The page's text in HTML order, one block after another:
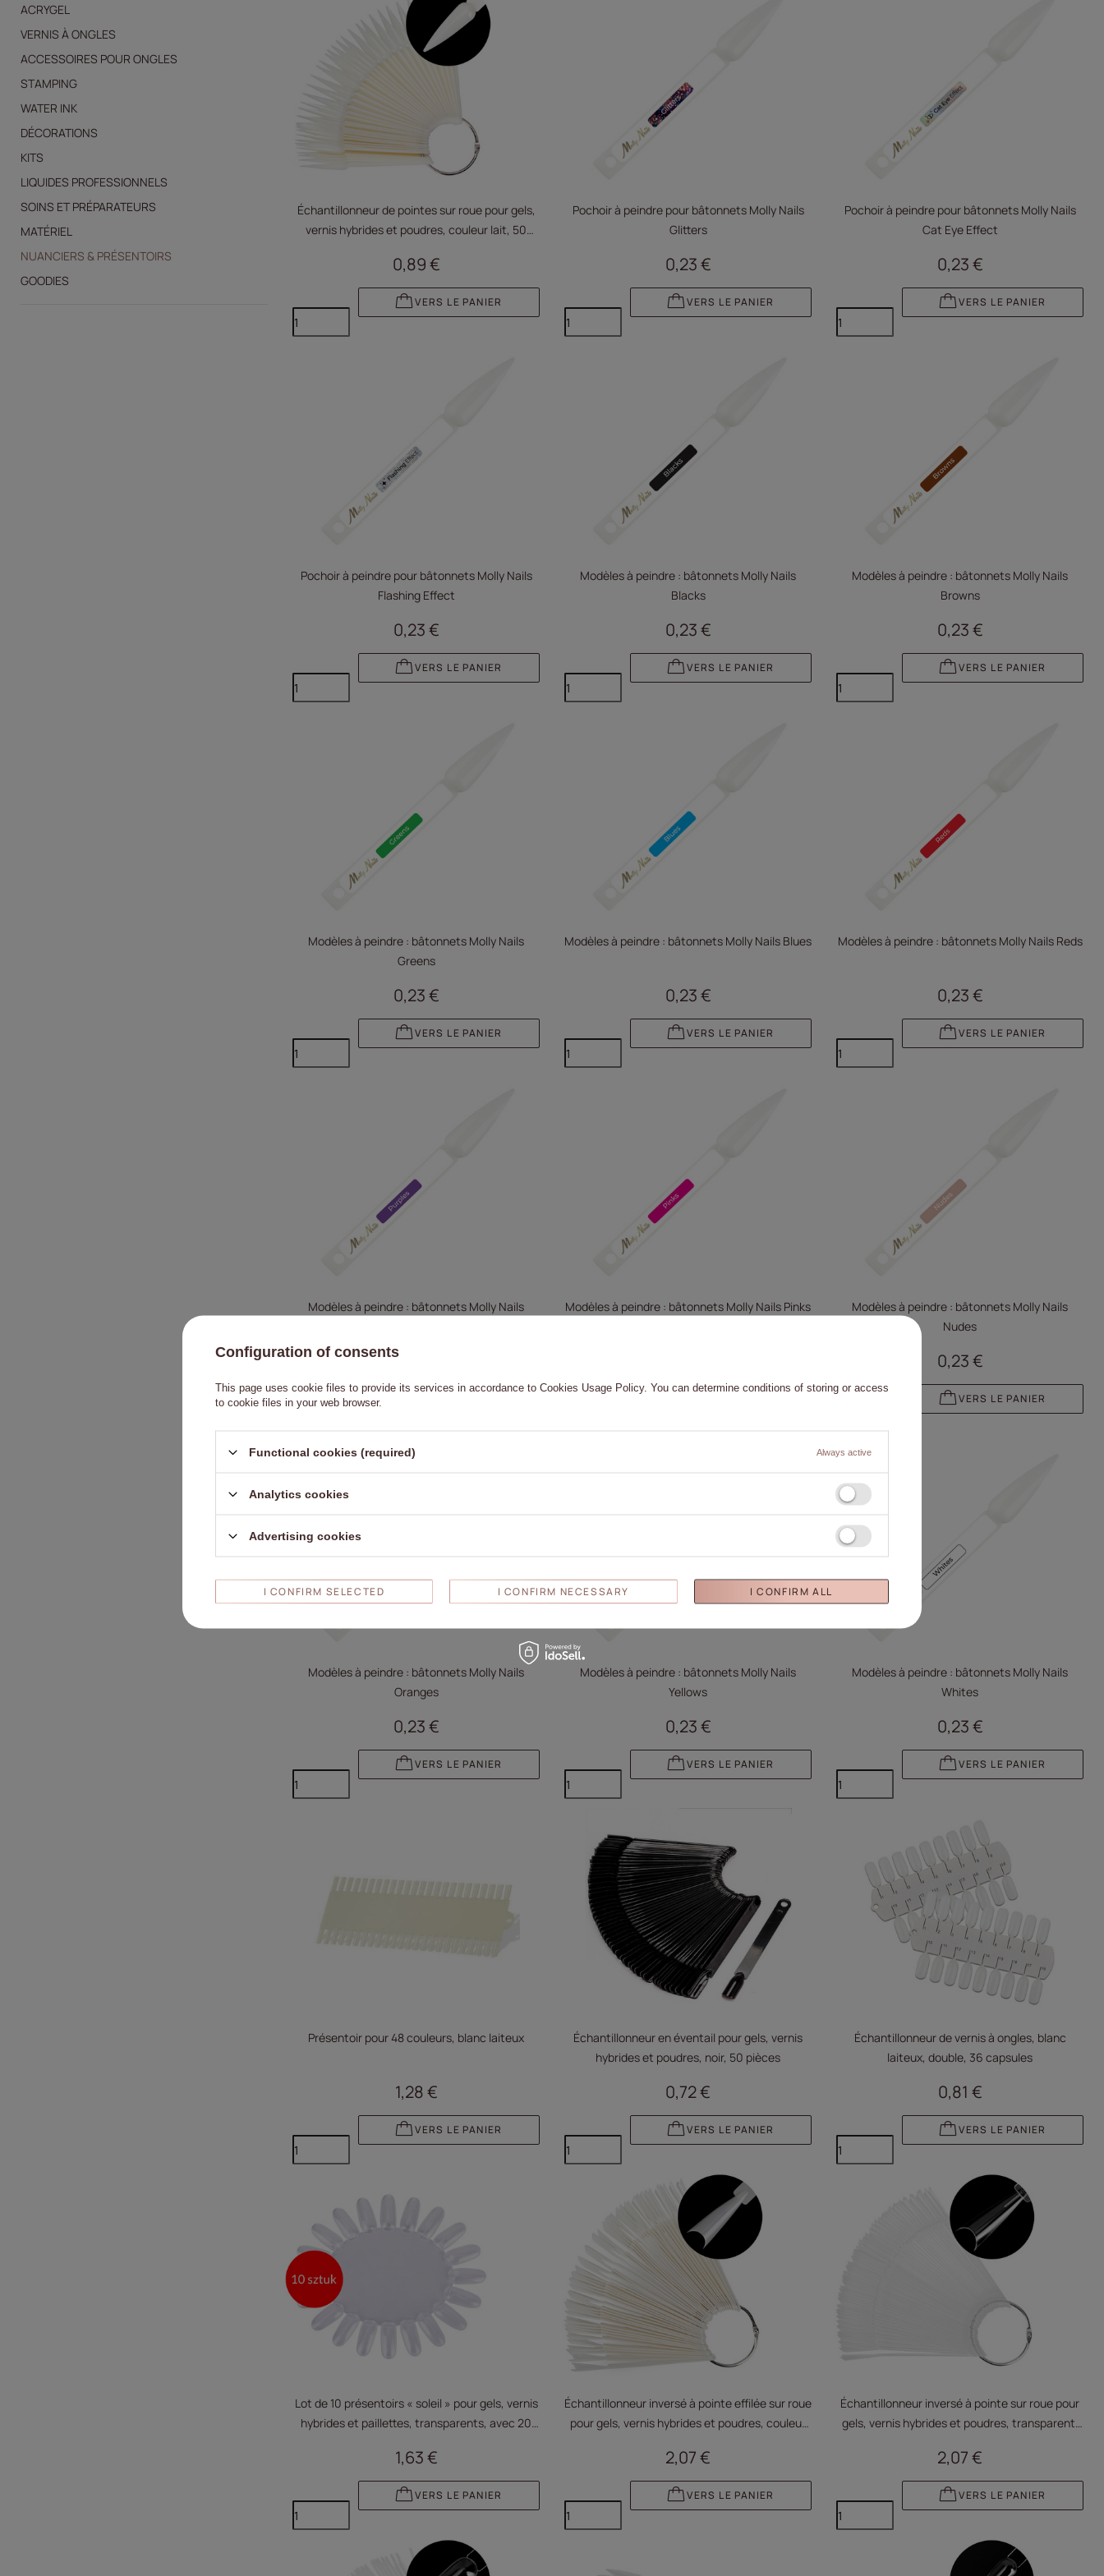
ACRYGEL
VERNIS À ONGLES
ACCESSOIRES POUR ONGLES
STAMPING
WATER INK
DÉCORATIONS
KITS
LIQUIDES PROFESSIONNELS
SOINS ET PRÉPARATEURS
MATÉRIEL
NUANCIERS & PRÉSENTOIRS
GOODIES
Échantillonneur de pointes sur roue pour gels,
vernis hybrides et poudres, couleur lait, 50
0,89 €
VERS LE PANIER
Pochoir à peindre pour bâtonnets Molly Nails
Glitters
0,23 €
VERS LE PANIER
Pochoir à peindre pour bâtonnets Molly Nails
Cat Eye Effect
0,23 €
VERS LE PANIER
Pochoir à peindre pour bâtonnets Molly Nails
Flashing Effect
0,23 €
VERS LE PANIER
Modèles à peindre : bâtonnets Molly Nails
Blacks
0,23 €
VERS LE PANIER
Modèles à peindre : bâtonnets Molly Nails
Browns
0,23 €
VERS LE PANIER
Modèles à peindre : bâtonnets Molly Nails
Greens
0,23 €
VERS LE PANIER
Modèles à peindre : bâtonnets Molly Nails Blues
0,23 €
VERS LE PANIER
Modèles à peindre : bâtonnets Molly Nails Reds
0,23 €
VERS LE PANIER
Modèles à peindre : bâtonnets Molly Nails
0,23 €
Modèles à peindre : bâtonnets Molly Nails Pinks
Modèles à peindre : bâtonnets Molly Nails
Nudes
0,23 €
VERS LE PANIER
Modèles à peindre : bâtonnets Molly Nails
Oranges
0,23 €
VERS LE PANIER
Modèles à peindre : bâtonnets Molly Nails
Yellows
0,23 €
VERS LE PANIER
Modèles à peindre : bâtonnets Molly Nails
Whites
0,23 €
VERS LE PANIER
Présentoir pour 48 couleurs, blanc laiteux
1,28 €
VERS LE PANIER
Échantillonneur en éventail pour gels, vernis
hybrides et poudres, noir, 50 pièces
0,72 €
VERS LE PANIER
Échantillonneur de vernis à ongles, blanc
laiteux, double, 36 capsules
0,81 €
VERS LE PANIER
Lot de 10 présentoirs « soleil » pour gels, vernis
hybrides et paillettes, transparents, avec 20
1,63 €
VERS LE PANIER
Échantillonneur inversé à pointe effilée sur roue
pour gels, vernis hybrides et poudres, couleur
2,07 €
VERS LE PANIER
Échantillonneur inversé à pointe sur roue pour
gels, vernis hybrides et poudres, transparent,
2,07 €
VERS LE PANIER
Configuration of consents
This page uses cookie files to provide its services in accordance to Cookies Usage Policy. You can determine conditions of storing or access
to cookie files in your web browser.
Functional cookies (required) Always active
Analytics cookies
Advertising cookies
I CONFIRM SELECTED I CONFIRM NECESSARY I CONFIRM ALL